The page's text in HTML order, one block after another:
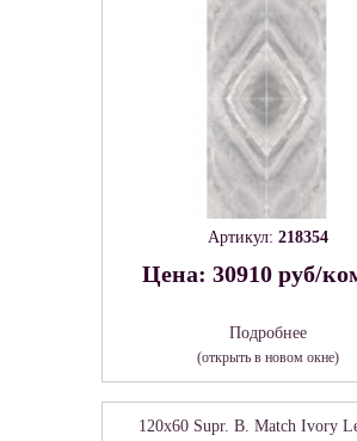
Артикул: 218354
Цена: 30910 руб/
Подробнее
(открыть в новом окне)
120x60 Supr. B. Match Ivory